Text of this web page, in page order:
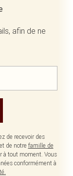
afin de ne
de recevoir des
de notre famille de
à tout moment. Vous
conformément à